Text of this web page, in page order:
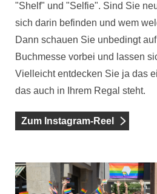
"Shelf" und "Selfie". Sind Sie
sich darin befinden und wem
Dann schauen Sie unbedingt
Buchmesse vorbei und lassen
Vielleicht entdecken Sie ja das
das auch in Ihrem Regal steht.
Zum Instagram-Reel